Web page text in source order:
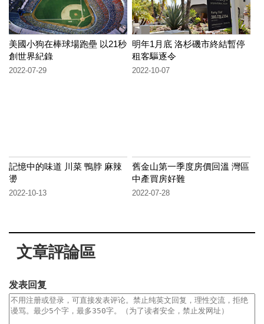
美國小狗在棒球場跑壘 以21秒
創世界紀錄
2022-07-29
明年1月底 洛杉磯市終結暫停
租客驅逐令
2022-10-07
記憶中的味道 川菜 鴨脖 麻辣
燙
2022-10-13
舊金山第一季度房價回溫 灣區
中產買房好難
2022-07-28
文章評論區
发表回复